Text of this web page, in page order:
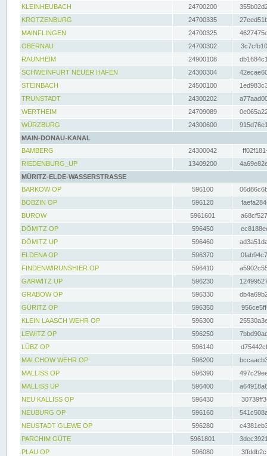
KLEINHEUBACH 24700200
KROTZENBURG
24700335
MAINFLINGEN
24700325
OBERNAU
24700302
RAUNHEIM
24900108
SCHWEINFURT NEUER HAFEN
24300304
STEINBACH
24500100
TRUNSTADT
24300202
WERTHEIM
24709089
WÜRZBURG
24300600
MAIN-DONAU-KANAL
BAMBERG
24300042
RIEDENBURG_UP
13409200
MÜRITZ-ELDE-WASSERSTRASSE
BARKOW OP
596100
BOBZIN OP
596120
BUROW
5961601
DÖMITZ OP
596450
DÖMITZ UP
596460
ELDENA OP
596370
FINDENWIRUNSHIER OP
596410
GARWITZ UP
596230
GRABOW OP
596330
GÜRITZ OP
596350
KLEIN LAASCH WEHR OP
596300
LEWITZ OP
596250
LÜBZ OP
596140
MALCHOW WEHR OP
596200
MALLISS OP
596390
MALLISS UP
596400
NEU KALLISS OP
596430
NEUBURG OP
596160
NEUSTADT GLEWE OP
596280
PARCHIM GÜTE
5961801
PLAU OP
596080